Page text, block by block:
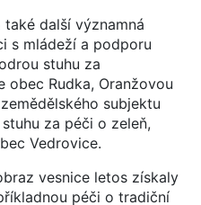
další významná
s mládeží a podporu
stuhu za
obec Rudka, Oranžovou
subjektu
za péči o zeleň,
Vedrovice.
vesnice letos získaly
péči o tradiční